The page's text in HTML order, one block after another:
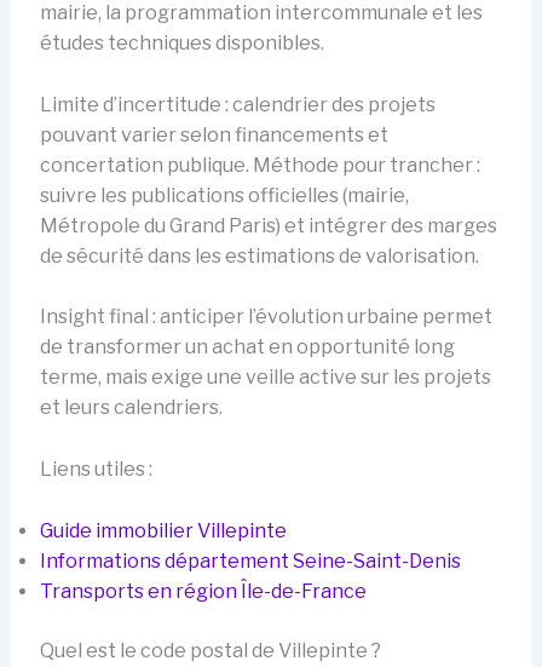
mairie, la programmation intercommunale et les
études techniques disponibles.
Limite d’incertitude : calendrier des projets
pouvant varier selon financements et
concertation publique. Méthode pour trancher :
suivre les publications officielles (mairie,
Métropole du Grand Paris) et intégrer des marges
de sécurité dans les estimations de valorisation.
Insight final : anticiper l’évolution urbaine permet
de transformer un achat en opportunité long
terme, mais exige une veille active sur les projets
et leurs calendriers.
Liens utiles :
Guide immobilier Villepinte
Informations département Seine-Saint-Denis
Transports en région Île-de-France
Quel est le code postal de Villepinte ?